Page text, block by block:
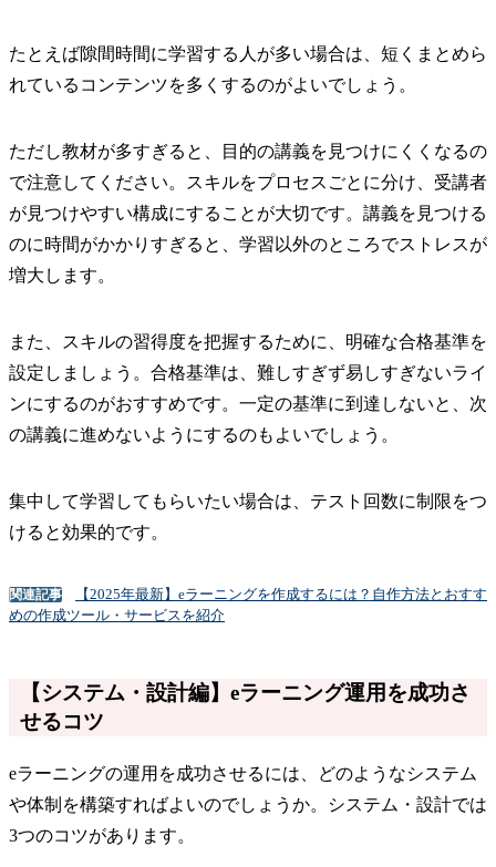
たとえば隙間時間に学習する人が多い場合は、短くまとめら
れているコンテンツを多くするのがよいでしょう。
ただし教材が多すぎると、目的の講義を見つけにくくなるの
で注意してください。スキルをプロセスごとに分け、受講者
が見つけやすい構成にすることが大切です。講義を見つける
のに時間がかかりすぎると、学習以外のところでストレスが
増大します。
また、スキルの習得度を把握するために、明確な合格基準を
設定しましょう。合格基準は、難しすぎず易しすぎないライ
ンにするのがおすすめです。一定の基準に到達しないと、次
の講義に進めないようにするのもよいでしょう。
集中して学習してもらいたい場合は、テスト回数に制限をつ
けると効果的です。
関連記事
【2025年最新】eラーニングを作成するには？自作方法とおすす
めの作成ツール・サービスを紹介
【システム・設計編】eラーニング運用を成功さ
せるコツ
eラーニングの運用を成功させるには、どのようなシステム
や体制を構築すればよいのでしょうか。システム・設計では
3つのコツがあります。